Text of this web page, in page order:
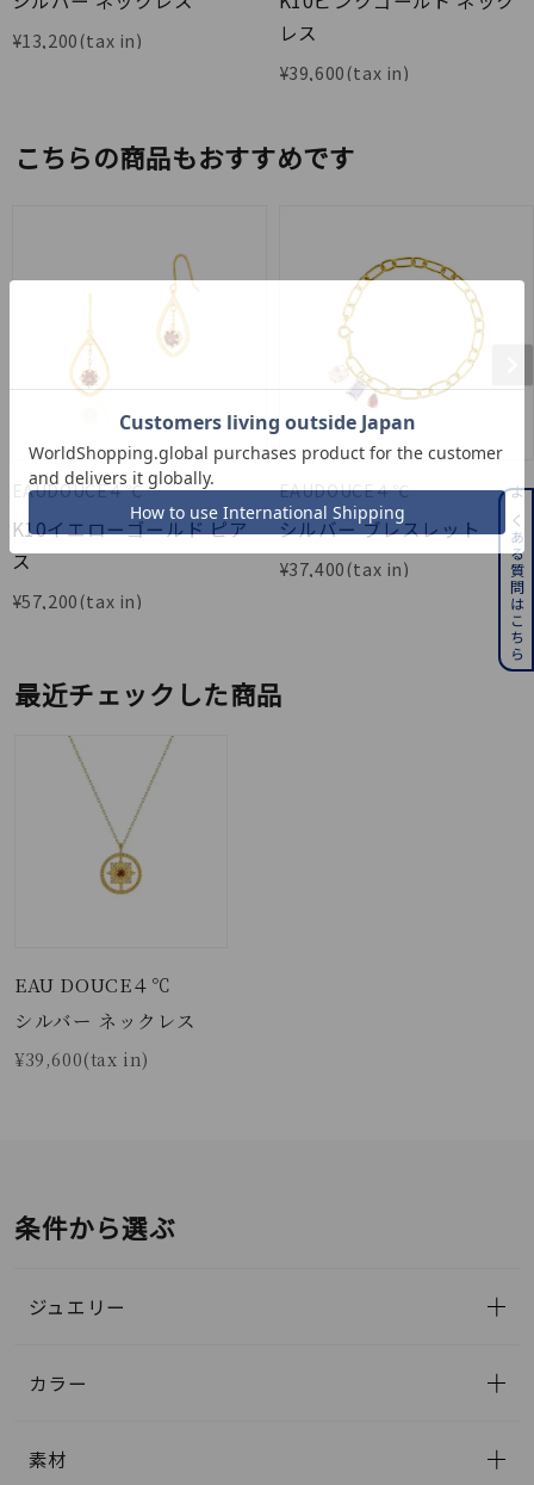
¥13,200
レス
¥39,600
こちらの商品もおすすめです
EAUDOUCE４℃
K10イエローゴールド ピア
ス
¥57,200
EAUDOUCE４℃
シルバー ブレスレット
¥37,400
最近チェックした商品
EAU DOUCE４℃
シルバー ネックレス
¥39,600(tax in)
条件から選ぶ
ジュエリー
カラー
素材
よくある質問はこちら